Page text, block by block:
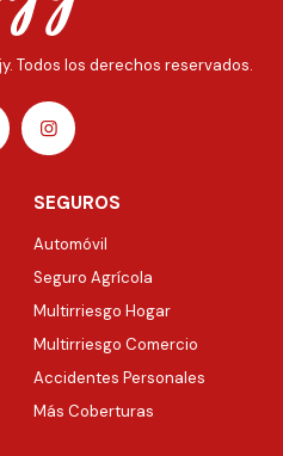
Todos los derechos reservados.
SEGUROS
Automóvil
Seguro Agrícola
Multirriesgo Hogar
Multirriesgo Comercio
Accidentes Personales
Más Coberturas